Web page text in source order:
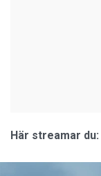
Här streamar du: